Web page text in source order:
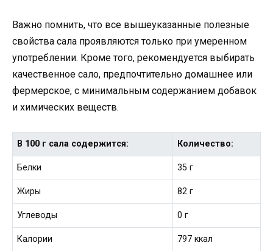
Важно помнить, что все вышеуказанные полезные
свойства сала проявляются только при умеренном
употреблении. Кроме того, рекомендуется выбирать
качественное сало, предпочтительно домашнее или
фермерское, с минимальным содержанием добавок
и химических веществ.
В 100 г сала содержится: Количество:
Белки 35 г
Жиры 82 г
Углеводы 0 г
Калории 797 ккал